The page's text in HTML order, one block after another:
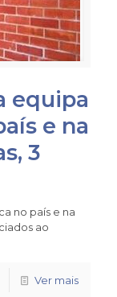
equipa
e na
3
no país e na
ao
Ver mais